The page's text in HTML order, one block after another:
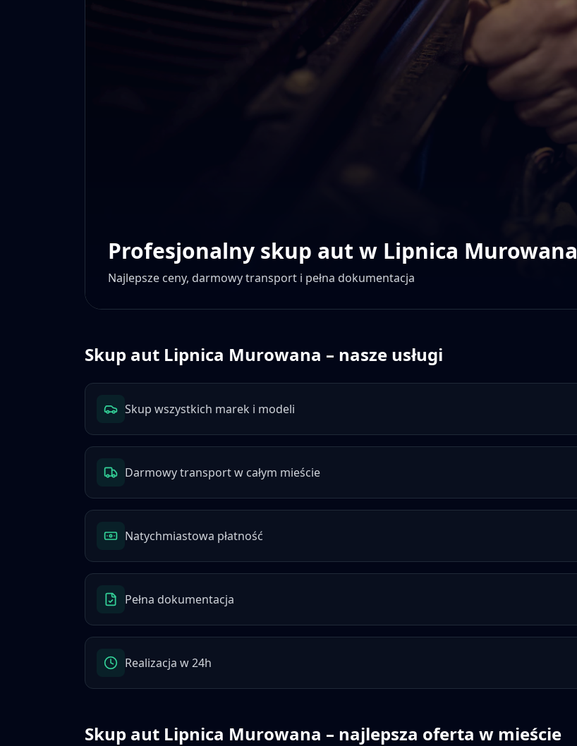
Profesjonalny skup aut w Lipnica Murowana
Najlepsze ceny, darmowy transport i pełna dokumentacja
Skup aut Lipnica Murowana – nasze usługi
Skup wszystkich marek i modeli
Darmowy transport w całym mieście
Natychmiastowa płatność
Pełna dokumentacja
Realizacja w 24h
Skup aut Lipnica Murowana – najlepsza oferta w mieście